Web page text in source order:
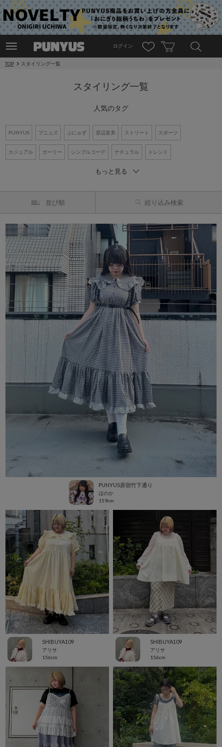
ログイン
TOP スタイリング一覧
スタイリング一覧
人気のタグ
PUNYUS プニュズ ぷにゅず 渡辺直美 ストリート スポーツ
カジュアル ガーリー シンプルコーデ ナチュラル トレンド
再入荷アイテム
ビッグシルエット Tシャツ デニム ワンピース シャツコーデ
もっと見る
並び順 絞り込み検索
PUNYUS原宿竹下通り
ほのか
159cm
SHIBUYA109
アリサ
156cm
SHIBUYA109
アリサ
156cm